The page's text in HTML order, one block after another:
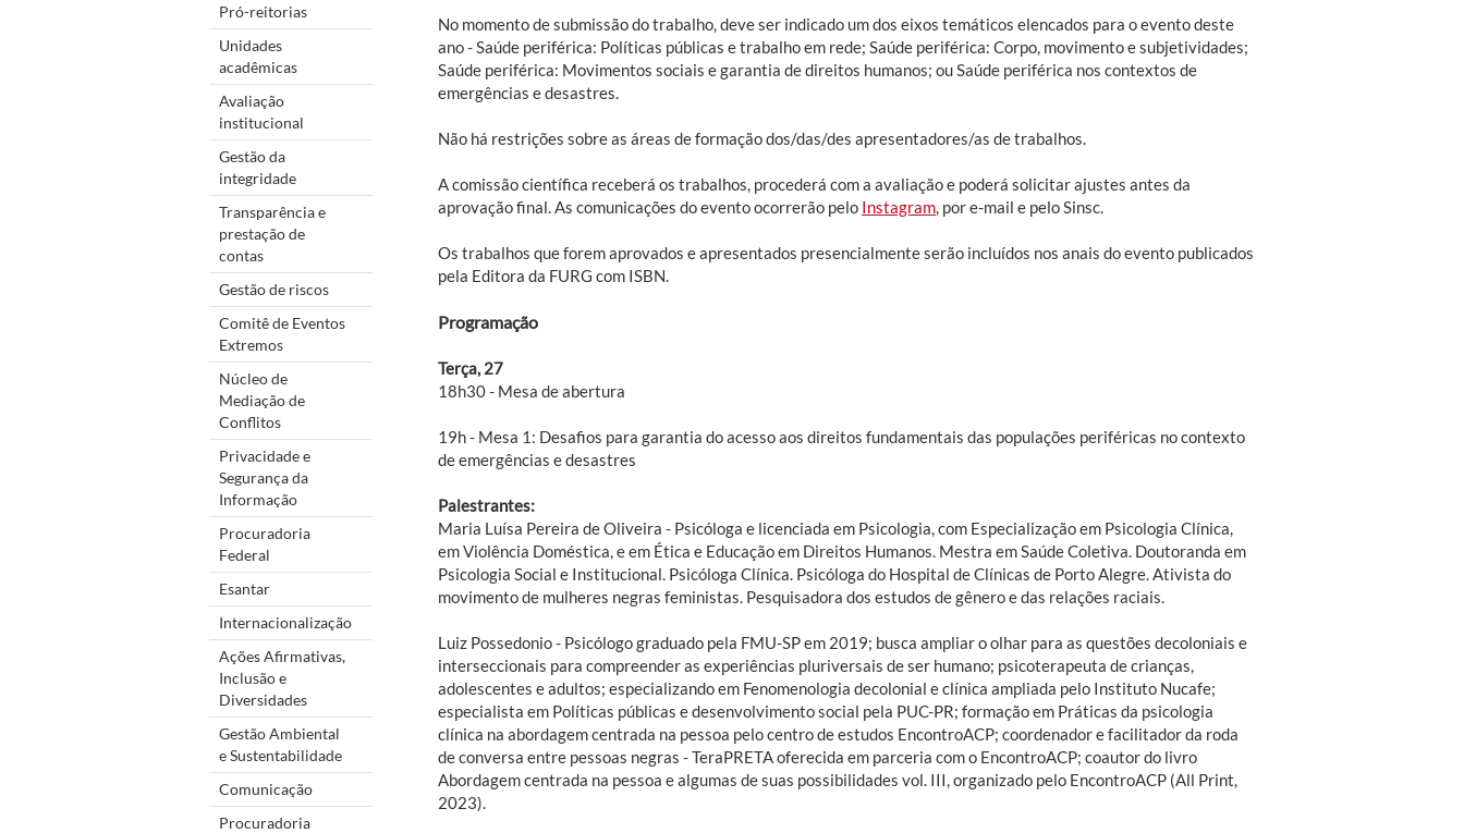
Pró-reitorias
Unidades
acadêmicas
Avaliação
institucional
Gestão da
integridade
Transparência e
prestação de
contas
Gestão de riscos
Comitê de Eventos
Extremos
Núcleo de
Mediação de
Conflitos
Privacidade e
Segurança da
Informação
Procuradoria
Federal
Esantar
Internacionalização
Ações Afirmativas,
Inclusão e
Diversidades
Gestão Ambiental
e Sustentabilidade
Comunicação
Procuradoria
No momento de submissão do trabalho, deve ser indicado um dos eixos temáticos elencados para o evento deste
ano - Saúde periférica: Políticas públicas e trabalho em rede; Saúde periférica: Corpo, movimento e subjetividades;
Saúde periférica: Movimentos sociais e garantia de direitos humanos; ou Saúde periférica nos contextos de
emergências e desastres.
Não há restrições sobre as áreas de formação dos/das/des apresentadores/as de trabalhos.
A comissão científica receberá os trabalhos, procederá com a avaliação e poderá solicitar ajustes antes da
aprovação final. As comunicações do evento ocorrerão pelo Instagram , por e-mail e pelo Sinsc.
Os trabalhos que forem aprovados e apresentados presencialmente serão incluídos nos anais do evento publicados
pela Editora da FURG com ISBN.
Programação
Terça, 27
18h30 - Mesa de abertura
19h - Mesa 1: Desafios para garantia do acesso aos direitos fundamentais das populações periféricas no contexto
de emergências e desastres
Palestrantes:
Maria Luísa Pereira de Oliveira - Psicóloga e licenciada em Psicologia, com Especialização em Psicologia Clínica,
em Violência Doméstica, e em Ética e Educação em Direitos Humanos. Mestra em Saúde Coletiva. Doutoranda em
Psicologia Social e Institucional. Psicóloga Clínica. Psicóloga do Hospital de Clínicas de Porto Alegre. Ativista do
movimento de mulheres negras feministas. Pesquisadora dos estudos de gênero e das relações raciais.
Luiz Possedonio - Psicólogo graduado pela FMU-SP em 2019; busca ampliar o olhar para as questões decoloniais e
interseccionais para compreender as experiências pluriversais de ser humano; psicoterapeuta de crianças,
adolescentes e adultos; especializando em Fenomenologia decolonial e clínica ampliada pelo Instituto Nucafe;
especialista em Políticas públicas e desenvolvimento social pela PUC-PR; formação em Práticas da psicologia
clínica na abordagem centrada na pessoa pelo centro de estudos EncontroACP; coordenador e facilitador da roda
de conversa entre pessoas negras - TeraPRETA oferecida em parceria com o EncontroACP; coautor do livro
Abordagem centrada na pessoa e algumas de suas possibilidades vol. III, organizado pelo EncontroACP (All Print,
2023).